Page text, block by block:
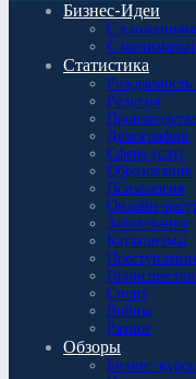
Бизнес-Идеи
С
С
Статистика
Рождаемость
Религия
Демография
Сфера услуг
Образование
Психология
Онлайн-
Заболевания
Катаклизмы
Спорт
Войны
Разное
Обзоры
Бизнес-